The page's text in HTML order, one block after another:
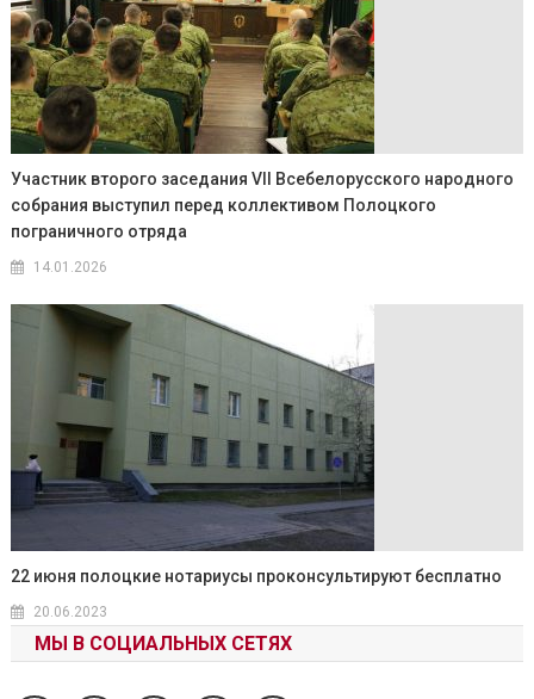
Участник второго заседания VII Всебелорусского народного
собрания выступил перед коллективом Полоцкого
пограничного отряда
14.01.2026
22 июня полоцкие нотариусы проконсультируют бесплатно
20.06.2023
МЫ В СОЦИАЛЬНЫХ СЕТЯХ